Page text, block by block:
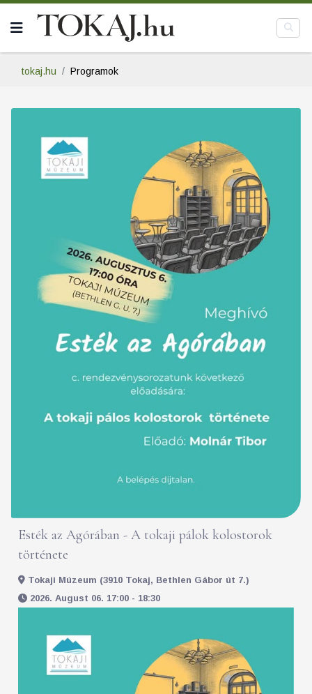
tokaj.hu Programok
Esték az Agórában - A tokaji pálok kolostorok
története
Tokaji Múzeum (3910 Tokaj, Bethlen Gábor út 7.)
2026. August 06. 17:00 - 18:30